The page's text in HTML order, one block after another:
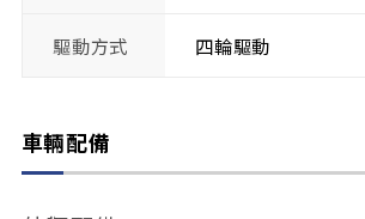
驅動方式 四輪驅動
車輛配備